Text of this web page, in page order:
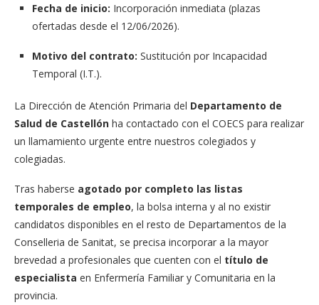
Fecha de inicio: Incorporación inmediata (plazas
ofertadas desde el 12/06/2026).
Motivo del contrato: Sustitución por Incapacidad
Temporal (I.T.).
La Dirección de Atención Primaria del Departamento de
Salud de Castellón ha contactado con el COECS para realizar
un llamamiento urgente entre nuestros colegiados y
colegiadas.
Tras haberse agotado por completo las listas
temporales de empleo, la bolsa interna y al no existir
candidatos disponibles en el resto de Departamentos de la
Conselleria de Sanitat, se precisa incorporar a la mayor
brevedad a profesionales que cuenten con el título de
especialista en Enfermería Familiar y Comunitaria en la
provincia.